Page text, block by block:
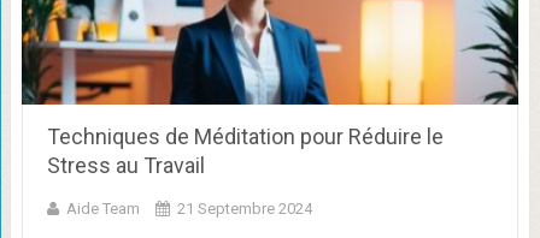
Techniques de Méditation pour Réduire le
Stress au Travail
Aide Team 21 Septembre 2024